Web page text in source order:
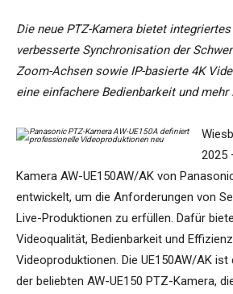
Die neue PTZ-Kamera bietet
verbesserte Synchronisation der
Zoom-Achsen sowie IP-basierte 4K
eine einfachere Bedienbarkeit und
2025
Kamera AW-UE150AW/AK von
entwickelt, um die Anforderungen von
Live-Produktionen zu erfüllen. Dafür
Videoqualität, Bedienbarkeit und
Videoproduktionen. Die UE150AW/AK
der beliebten AW-UE150 PTZ-Kamera,